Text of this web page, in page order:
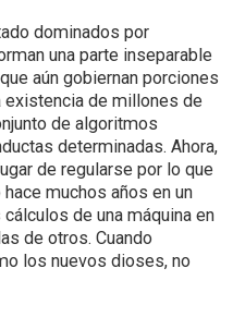
dominados por
una parte inseparable
aún gobiernan porciones
de millones de
de algoritmos
determinadas. Ahora,
de regularse por lo que
muchos años en un
de una máquina en
de otros. Cuando
los nuevos dioses, no